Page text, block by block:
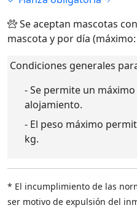
Se aceptan mascotas
mascota y por día
Condiciones generales
- Se permite un
alojamiento.
- El peso máximo
kg.
* El incumplimiento de las
ser motivo de expulsión del